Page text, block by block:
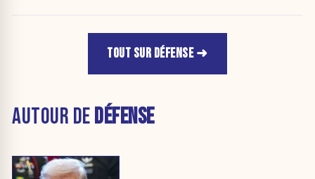
TOUT SUR DÉFENSE
AUTOUR DEDÉFENSE